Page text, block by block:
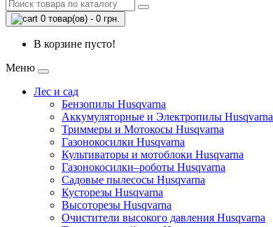
0 товар(ов) - 0 грн.
В корзине пусто!
Меню
Лес и сад
Бензопилы Husqvarna
Аккумуляторные и Электропилы Нusqvarna
Триммеры и Мотокосы Нusqvarna
Газонокосилки Husqvarna
Культиваторы и мотоблоки Husqvarna
Газонокосилки–роботы Husqvarna
Садовые пылесосы Husqvarna
Кусторезы Husqvarna
Высоторезы Husqvarna
Очистители высокого давления Husqvarna